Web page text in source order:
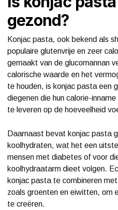
gezond?
Konjac pasta, ook bekend als
populaire glutenvrije en zeer
gemaakt van de glucomannan
calorische waarde en het
te houden, is konjac pasta een
diegenen die hun calorie-
te leveren op de hoeveelheid
Daarnaast bevat konjac pasta
koolhydraten, wat het een
mensen met diabetes of voor
koolhydraatarm dieet volgen.
konjac pasta te combineren
zoals groenten en eiwitten, om
te creëren.